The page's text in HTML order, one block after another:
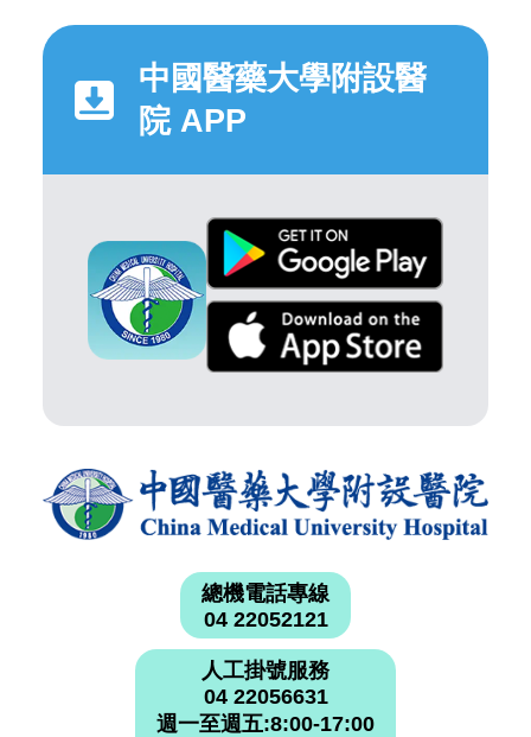
中國醫藥大學附設醫
院 APP
總機電話專線
04 22052121
人工掛號服務
04 22056631
週一至週五:8:00-17:00